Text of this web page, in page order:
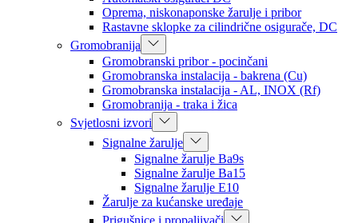
Oprema, niskonaponske žarulje i pribor
Rastavne sklopke za cilindrične osigurače, DC
Gromobranija
Gromobranski pribor - pocinčani
Gromobranska instalacija - bakrena (Cu)
Gromobranska instalacija - AL, INOX (Rf)
Gromobranija - traka i žica
Svjetlosni izvori
Signalne žarulje
Signalne žarulje Ba9s
Signalne žarulje Ba15
Signalne žarulje E10
Žarulje za kućanske uređaje